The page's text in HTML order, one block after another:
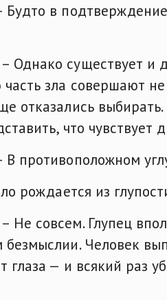
Будто в
– Однако существует и
зла совершают
отказались
что чувствует
В противоположном
рождается из
– Не совсем. Глупец
Человек
глаза — и всякий раз